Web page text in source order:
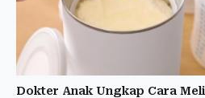
Dokter Anak Ungkap Cara